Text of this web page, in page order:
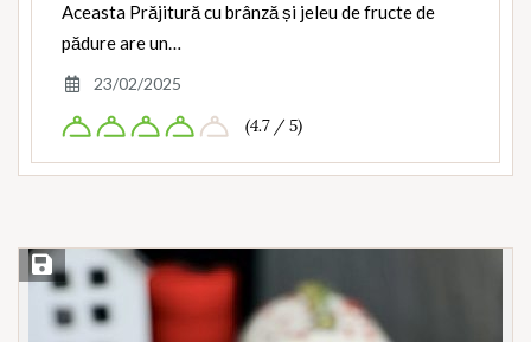
Aceasta Prăjitură cu brânză și jeleu de fructe de
pădure are un…
23/02/2025
(4.7 / 5)
Save Recipe